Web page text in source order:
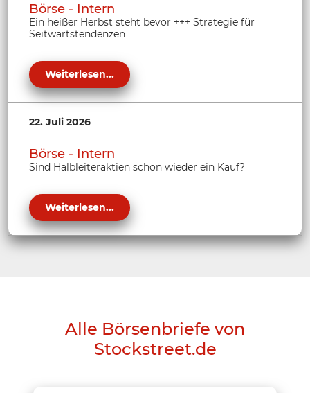
Börse - Intern
Ein heißer Herbst steht bevor +++ Strategie für
Seitwärtstendenzen
Weiterlesen...
22. Juli 2026
Börse - Intern
Sind Halbleiteraktien schon wieder ein Kauf?
Weiterlesen...
Alle Börsenbriefe von
Stockstreet.de